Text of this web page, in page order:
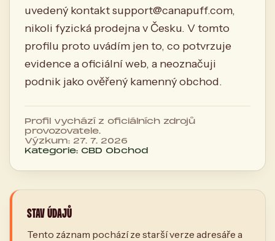
uvedený kontaktsupport@canapuff.com,
nikoli fyzická prodejna v Česku. V tomto
profilu proto uvádím jen to, co potvrzuje
evidence a oficiální web, a neoznačuji
podnik jako ověřený kamenný obchod.
Profil vychází z oficiálních zdrojů
provozovatele.
Výzkum: 27. 7. 2026
Kategorie: CBD Obchod
STAV ÚDAJŮ
Tento záznam pochází ze starší verze adresáře a